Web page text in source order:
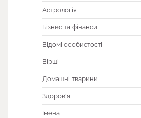
Астрологія
Бізнес та фінанси
Відомі особистості
Вірші
Домашні тварини
Здоров'я
Імена